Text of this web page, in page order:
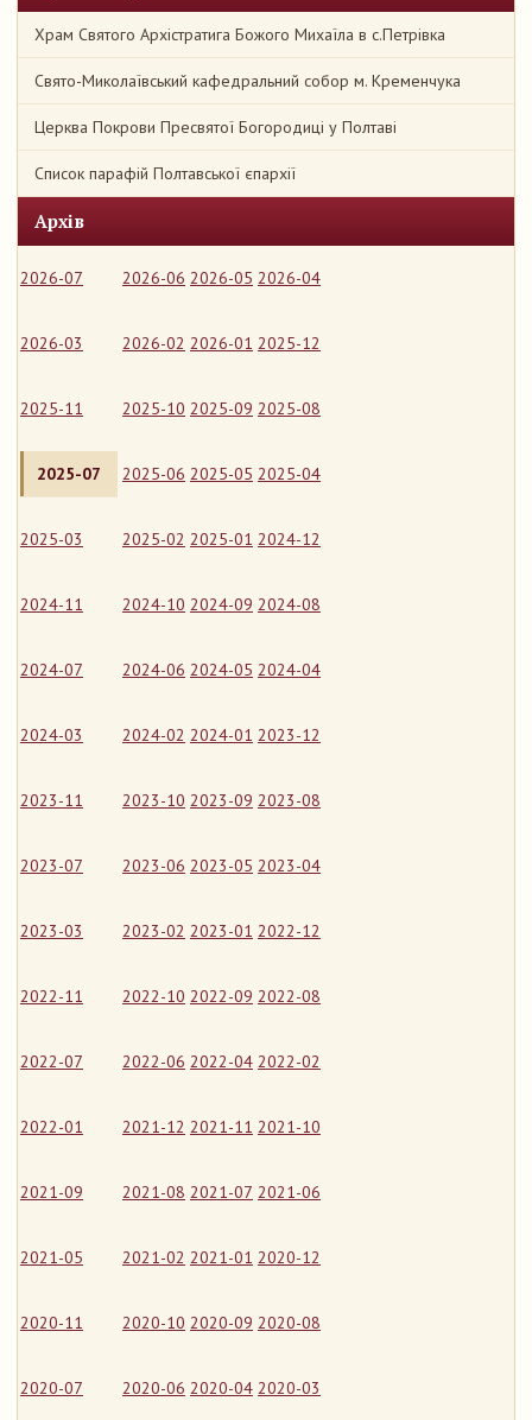
Храм Святого Архістратига Божого Михаїла в с.Петрівка
Свято-Миколаївський кафедральний собор м. Кременчука
Церква Покрови Пресвятої Богородиці у Полтаві
Список парафій Полтавської єпархії
Архів
2026-07 2026-06 2026-05 2026-04
2026-03 2026-02 2026-01 2025-12
2025-11 2025-10 2025-09 2025-08
2025-07 2025-06 2025-05 2025-04
2025-03 2025-02 2025-01 2024-12
2024-11 2024-10 2024-09 2024-08
2024-07 2024-06 2024-05 2024-04
2024-03 2024-02 2024-01 2023-12
2023-11 2023-10 2023-09 2023-08
2023-07 2023-06 2023-05 2023-04
2023-03 2023-02 2023-01 2022-12
2022-11 2022-10 2022-09 2022-08
2022-07 2022-06 2022-04 2022-02
2022-01 2021-12 2021-11 2021-10
2021-09 2021-08 2021-07 2021-06
2021-05 2021-02 2021-01 2020-12
2020-11 2020-10 2020-09 2020-08
2020-07 2020-06 2020-04 2020-03